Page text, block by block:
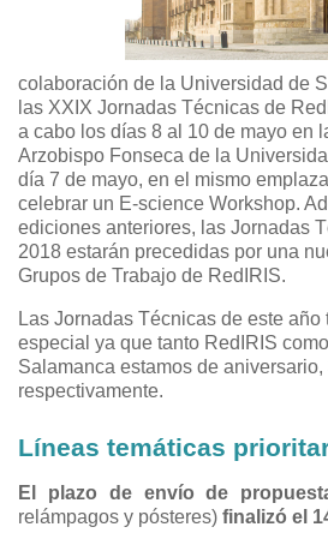
colaboración de la Universidad de
las XXIX Jornadas Técnicas de
a cabo los días 8 al 10 de mayo en
Arzobispo Fonseca de la
día 7 de mayo, en el mismo
celebrar un E-science Workshop.
ediciones anteriores, las Jornadas
2018 estarán precedidas por una
Grupos de Trabajo de RedIRIS.
Las Jornadas Técnicas de este año
especial ya que tanto RedIRIS
Salamanca estamos de
respectivamente.
Líneas temáticas
El plazo de envío de
relámpagos y pósteres) finalizó el